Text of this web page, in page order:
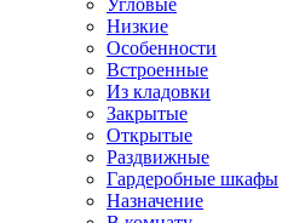
Угловые
Низкие
Особенности
Встроенные
Из кладовки
Закрытые
Открытые
Раздвижные
Гардеробные шкафы
Назначение